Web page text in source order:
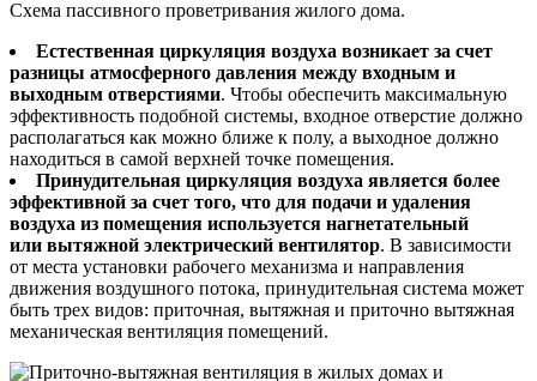
Схема пассивного проветривания жилого дома.
Естественная циркуляция воздуха возникает за счет
разницы атмосферного давления между входным и
выходным отверстиями. Чтобы обеспечить максимальную
эффективность подобной системы, входное отверстие должно
располагаться как можно ближе к полу, а выходное должно
находиться в самой верхней точке помещения.
Принудительная циркуляция воздуха является более
эффективной за счет того, что для подачи и удаления
воздуха из помещения используется нагнетательный
или вытяжной электрический вентилятор. В зависимости
от места установки рабочего механизма и направления
движения воздушного потока, принудительная система может
быть трех видов: приточная, вытяжная и приточно вытяжная
механическая вентиляция помещений.